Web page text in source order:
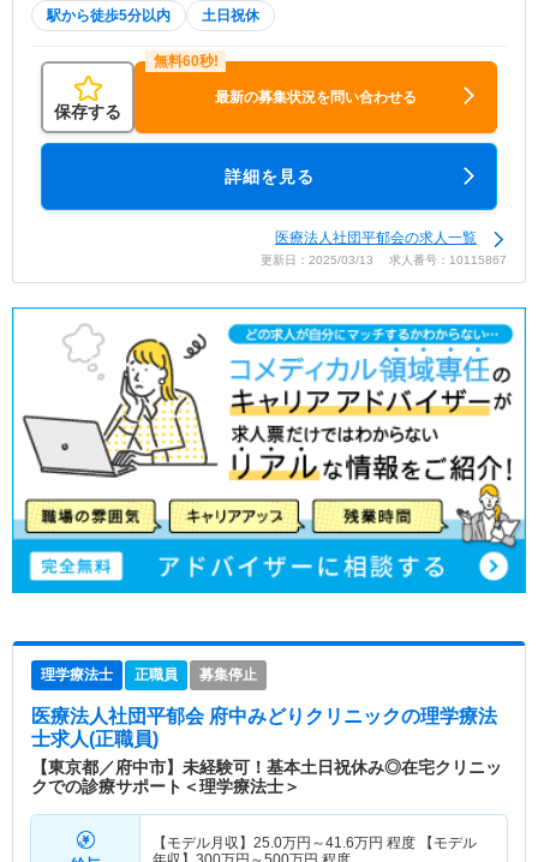
駅から徒歩5分以内 土日祝休
保存する
最新の募集状況を問い合わせる
詳細を見る
医療法人社団平郁会の求人一覧
更新日：2025/03/13 求人番号：10115867
理学療法士 正職員 募集停止
医療法人社団平郁会 府中みどりクリニックの理学療法
士求人(正職員)
【東京都／府中市】未経験可！基本土日祝休み◎在宅クリニッ
クでの診療サポート＜理学療法士＞
【モデル月収】 25.0万円～41.6万円 程度 【モデル